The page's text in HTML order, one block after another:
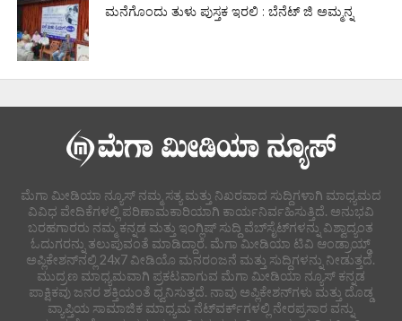
ಮನೆಗೊಂದು ತುಳು ಪುಸ್ತಕ ಇರಲಿ : ಬೆನೆಟ್ ಜಿ ಅಮ್ಮನ್ನ
ಮೆಗಾ ಮೀಡಿಯಾ ನ್ಯೂಸ್ ನಮ್ಮ ಸತ್ಯ ಮತ್ತು ನಿಖರವಾದ ಸುದ್ದಿಗಳಾಗಿ ಮಾಧ್ಯಮದ
ವಿವಿಧ ವೇದಿಕೆಗಳಲ್ಲಿ ಪರಿಣಾಮಕಾರಿಯಾಗಿ ಕಾರ್ಯನಿರ್ವಹಿಸುತ್ತಿದೆ. ಅನುಭವಿ
ಬರಹಗಾರರು ನಮ್ಮ ಕನ್ನಡ ಮತ್ತು ಇಂಗ್ಲಿಷ್ ಸುದ್ದಿ ವೆಬ್‌ಸೈಟ್‌ಗಳನ್ನು ವಿಶ್ವಾದ್ಯಂತ
ಓದುಗರನ್ನು ತಲುಪುವಂತೆ ಮಾಡಿದ್ದಾರೆ. ಮೆಗಾ ಮೀಡಿಯಾ ಟಿವಿ ಆಂಡ್ರಾಯ್ಡ್
ಅಪ್ಲಿಕೇಶನ್‌ನಲ್ಲಿ 24x7 ವೀಡಿಯೊ ಮನರಂಜನೆ ಮತ್ತು ಸುದ್ದಿಗಳನ್ನು ನೀಡುತ್ತದೆ.
ಮುದ್ರಣ ಮಾಧ್ಯಮವಾಗಿ ಪ್ರಕಟವಾಗುವ ಮೆಗಾ ಮೀಡಿಯಾ ನ್ಯೂಸ್ ಕನ್ನಡ
ಪಾಕ್ಷಿಕವು ಜನರ ಶಕ್ತಿಯಂತೆ ಧ್ವನಿಸುತ್ತದೆ. ನಾವು ಅಪ್ಲಿಕೇಶನ್‌ಗಳು ಮತ್ತು ದೊಡ್ಡ
ವ್ಯಾಪ್ತಿಯ ಸಾಮಾಜಿಕ ಮಾಧ್ಯಮ ನೆಟ್‌ವರ್ಕ್‌ಗಳಲ್ಲಿ ನೇರಪ್ರಸಾರ ವನ್ನು